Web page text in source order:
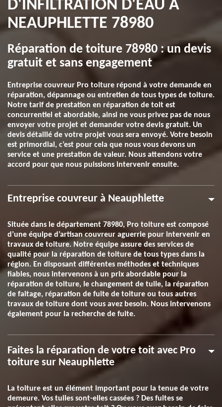
D'INFILTRATION D'EAU À
NEAUPHLETTE 78980
Réparation de toiture 78980 : un devis
gratuit et sans engagement
Entreprise couvreur Pro toiture répond à votre demande en
réparation, dépannage ou entretien de tous types de toiture.
Notre tarif de prestation en réparation de toit est
concurrentiel et abordable, ainsi ne vous privez pas de nous
envoyer votre projet et demander votre devis gratuit. Un
devis détaillé de votre projet vous sera envoyé. Votre besoin
est primordial, c’est pour cela que nous vous devons un
service et une prestation de valeur. Nous attendons votre
accord pour que nous puissions intervenir ensuite.
Entreprise couvreur à Neauphlette
Située dans le département 78980, Pro toiture est composé
d’une équipe d’artisan couvreur aguerrie pour intervenir en
travaux de toiture. Notre équipe assure des services de
qualité pour la réparation de toiture de tous types dans la
région. En disposant différentes méthodes et techniques
fiables, nous intervenons à un prix abordable pour la
réparation de toiture, le changement de tuile, la réparation
de faitage, réparation de fuite de toiture ou tous autres
travaux de toiture dont vous avez besoin. Nous intervenons
également pour la recherche de fuite.
Faites la réparation de votre toit avec Pro
toiture sur Neauphlette
La toiture est un élément important pour la tenue de votre
demeure. Vos tuiles sont-elles cassées ? Des fuites se